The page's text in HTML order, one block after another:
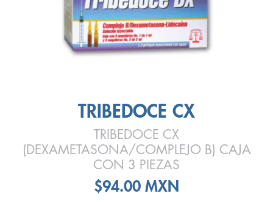
TRIBEDOCE CX
TRIBEDOCE CX
(DEXAMETASONA/COMPLEJO B) CAJA
CON 3 PIEZAS
$94.00 MXN